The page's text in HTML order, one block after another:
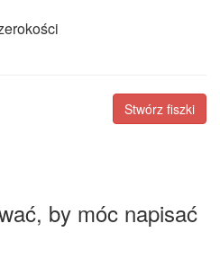
Stwórz fiszki
by móc napisać